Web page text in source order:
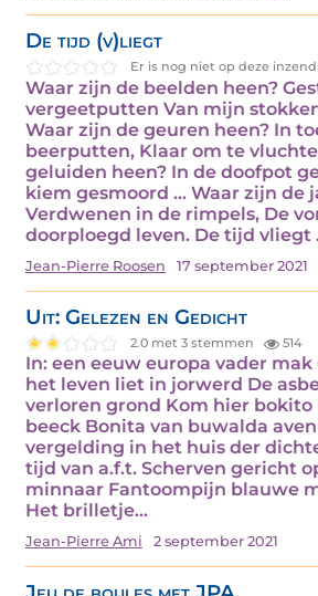
De tijd (v)liegt
Er is nog niet op deze
Waar zijn de beelden heen?
vergeetputten Van mijn
Waar zijn de geuren heen? In
beerputten, Klaar om te
geluiden heen? In de doofpot
kiem gesmoord … Waar zijn de
Verdwenen in de rimpels, De
doorploegd leven. De tijd vliegt
Jean-Pierre Roosen 17 september 2021
Uit: Gelezen en Gedicht
2.0 met 3 stemmen 514
In: een eeuw europa vader mak
het leven liet in jorwerd De
verloren grond Kom hier bokito
beeck Bonita van buwalda
vergelding in het huis der
tijd van a.f.t. Scherven gericht
minnaar Fantoompijn blauwe
Het brilletje…
Jean-Pierre Ami 2 september 2021